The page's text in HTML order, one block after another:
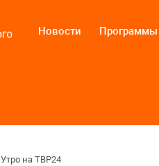
Новости Программы
Утро на ТВР24